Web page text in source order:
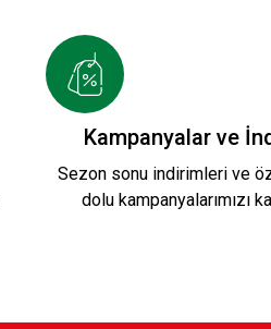
Kampanyalar ve
Sezon sonu indirimleri ve
dolu kampanyalarımızı